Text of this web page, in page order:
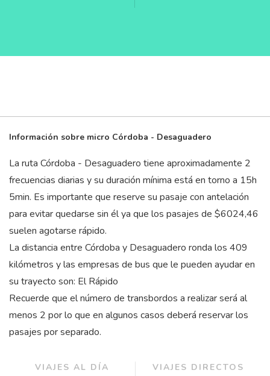
Información sobre micro Córdoba - Desaguadero
La ruta Córdoba - Desaguadero tiene aproximadamente 2
frecuencias diarias y su duración mínima está en torno a 15h
5min. Es importante que reserve su pasaje con antelación
para evitar quedarse sin él ya que los pasajes de $6024,46
suelen agotarse rápido.
La distancia entre Córdoba y Desaguadero ronda los 409
kilómetros y las empresas de bus que le pueden ayudar en
su trayecto son: El Rápido
Recuerde que el número de transbordos a realizar será al
menos 2 por lo que en algunos casos deberá reservar los
pasajes por separado.
VIAJES AL DÍA VIAJES DIRECTOS